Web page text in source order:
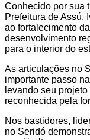
Conhecido por sua
Prefeitura de Assú,
ao fortalecimento
desenvolvimento
para o interior do
As articulações no
importante passo
levando seu
reconhecida pela
Nos bastidores,
no Seridó